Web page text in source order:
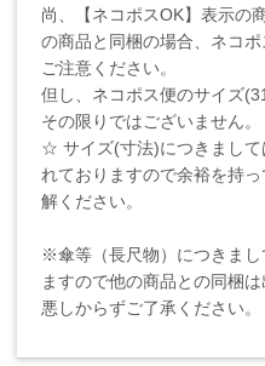
尚、【ネコポスOK】表示の
の商品と同梱の場合、ネコ
ご注意ください。
但し、ネコポス便のサイズ
その限りではございません。
☆ サイズ(寸法)につきまして
れておりますので余裕を持
解ください。
※傘等（長尺物）につきまし
ますので他の商品との同梱は
悪しからずご了承ください。